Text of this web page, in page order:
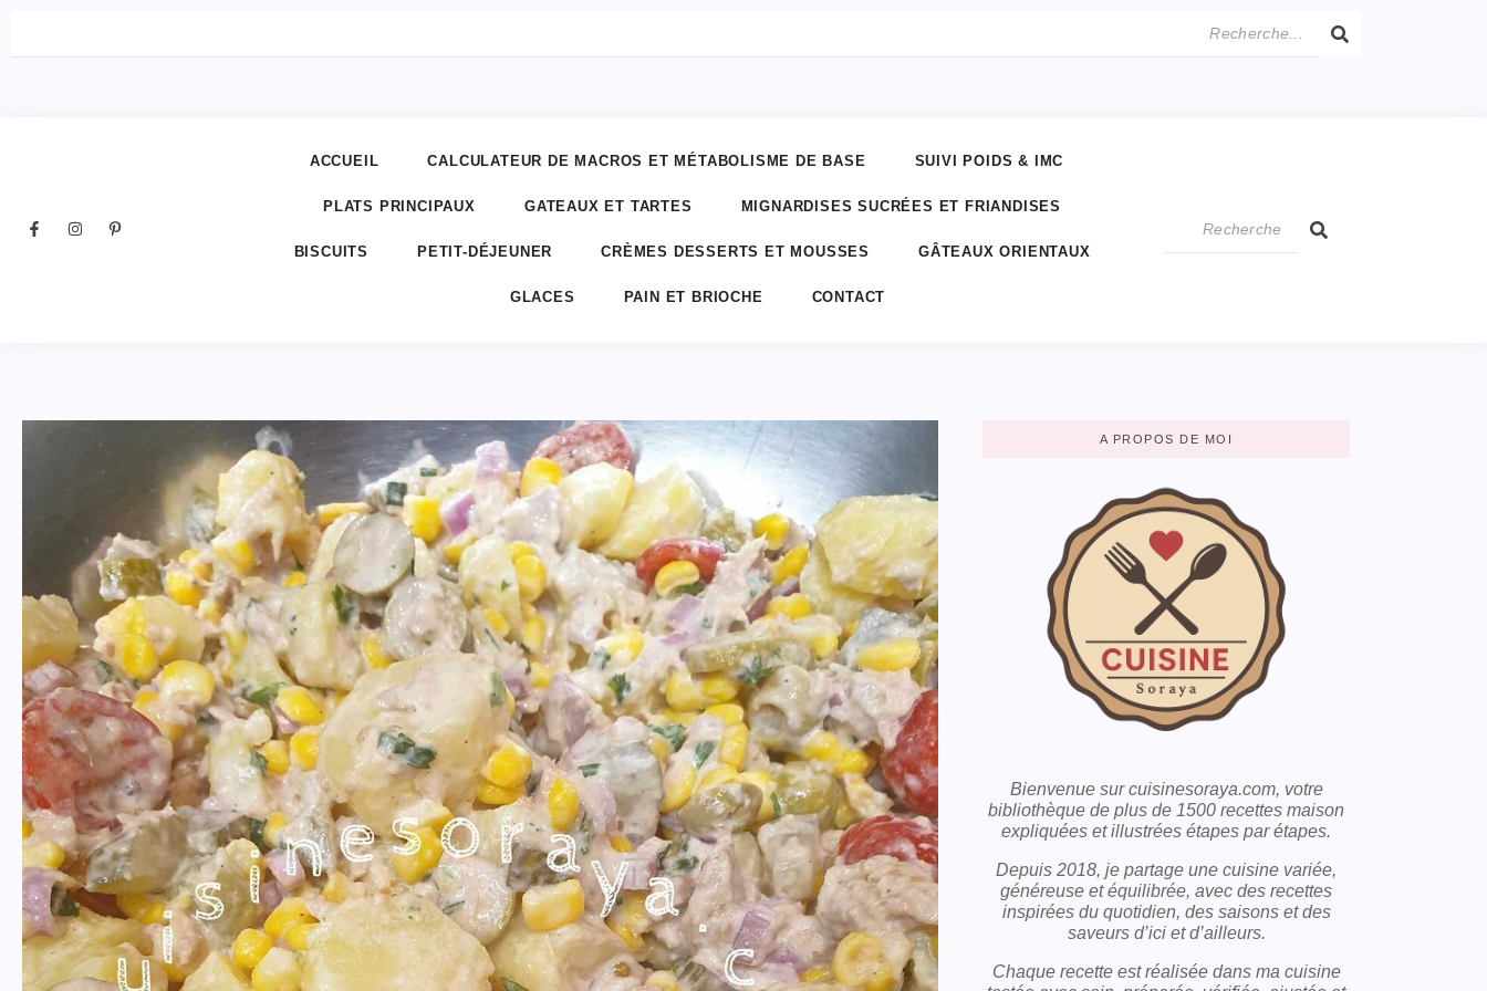
ACCUEIL CALCULATEUR DE MACROS ET MÉTABOLISME DE BASE SUIVI POIDS & IMC
PLATS PRINCIPAUX GATEAUX ET TARTES MIGNARDISES SUCRÉES ET FRIANDISES
BISCUITS PETIT-DÉJEUNER CRÈMES DESSERTS ET MOUSSES GÂTEAUX ORIENTAUX
GLACES PAIN ET BRIOCHE CONTACT
A PROPOS DE MOI
Bienvenue sur cuisinesoraya.com, votre
bibliothèque de plus de 1500 recettes maison
expliquées et illustrées étapes par étapes.
Depuis 2018, je partage une cuisine variée,
généreuse et équilibrée, avec des recettes
inspirées du quotidien, des saisons et des
saveurs d’ici et d’ailleurs.
Chaque recette est réalisée dans ma cuisine